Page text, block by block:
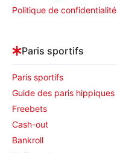
Politique de confidentialité
Paris sportifs
Paris sportifs
Guide des paris hippiques
Freebets
Cash-out
Bankroll